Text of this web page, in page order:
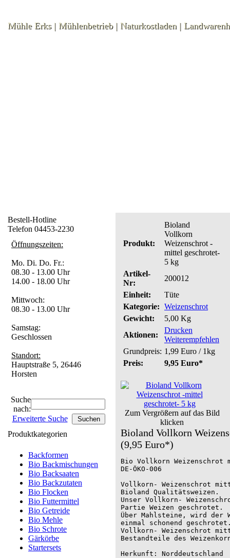
Mühle Erks | Mühlenbetrieb | Naturkostladen |
Bestell-Hotline
Telefon 04453-2230
Öffnungszeiten:
Mo. Di. Do. Fr.:
08.30 - 13.00 Uhr
14.00 - 18.00 Uhr
Mittwoch:
08.30 - 13.00 Uhr
Samstag:
Geschlossen
Standort:
Hauptstraße 5, 26446
Horsten
Suche
nach:
Erweiterte Suche
Produktkategorien
Backformen
Bio Backmischungen
Bio Backsaaten
Bio Backzutaten
Bio Flocken
Bio Futtermittel
Bio Getreide
Bio Mehle
Bio Schrote
Gärkörbe
Startersets
Produkt:
Bioland
Vollkorn
Weizenschrot -
mittel geschrotet-
5 kg
Artikel-
Nr:
200012
Einheit:
Tüte
Kategorie: Weizenschrot
Gewicht:
5,00 Kg
Aktionen:
Drucken
Weiterempfehlen
Grundpreis: 1,99 Euro / 1kg
Preis:
9,95 Euro*
Zum Vergrößern auf das Bild
klicken
Bioland Vollkorn
(9,95 Euro*)
Bio Vollkorn
DE-ÖKO-006
Vollkorn- Weizenschrot
Bioland Qualitätsweizen.
Unser Vollkorn-
Partie Weizen geschrotet.
Über Mahlsteine, wird der
einmal schonend
Vollkorn- Weizenschrot
Bestandteile des
Herkunft: Norddeutschland